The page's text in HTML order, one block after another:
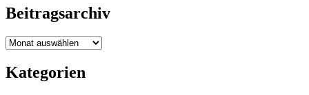
Beitragsarchiv
Beitragsarchiv
Kategorien